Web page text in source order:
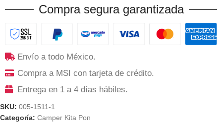
Compra segura garantizada
Envío a todo México.
Compra a MSI con tarjeta de crédito.
Entrega en 1 a 4 días hábiles.
SKU: 005-1511-1
Categoría: Camper Kita Pon